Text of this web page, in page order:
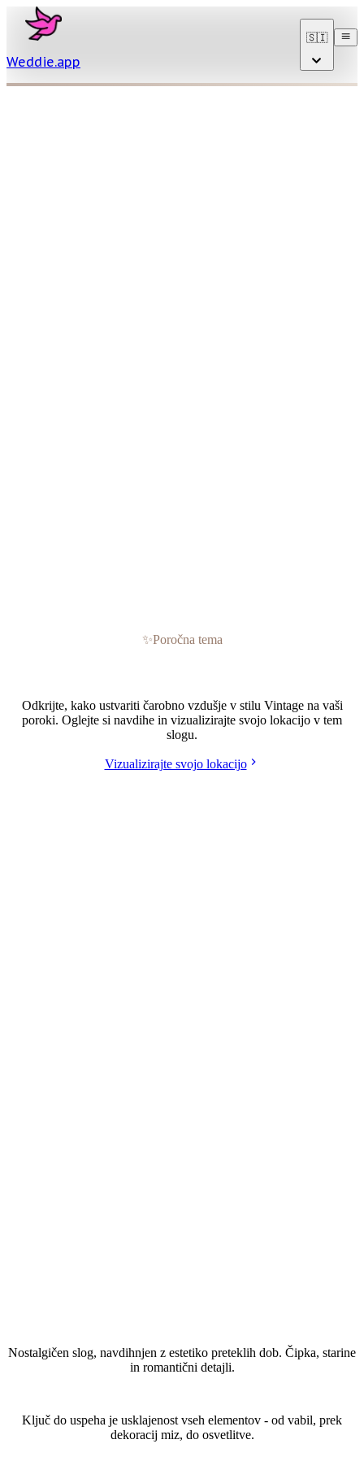
Weddie.app
🇸🇮
✨Poročna tema
Odkrijte, kako ustvariti čarobno vzdušje v stilu Vintage na vaši
poroki. Oglejte si navdihe in vizualizirajte svojo lokacijo v tem
slogu.
Vizualizirajte svojo lokacijo
Nostalgičen slog, navdihnjen z estetiko preteklih dob. Čipka, starine
in romantični detajli.
Ključ do uspeha je usklajenost vseh elementov - od vabil, prek
dekoracij miz, do osvetlitve.